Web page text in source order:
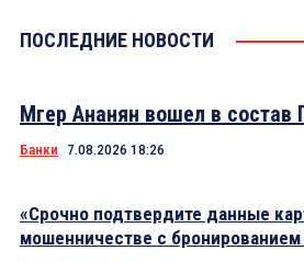
ПОСЛЕДНИЕ НОВОСТИ
Мгер Ананян вошел в состав
Банки 7.08.2026 18:26
«Срочно подтвердите данные
мошенничестве с бронированием